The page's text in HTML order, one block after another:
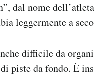
dal nome
leggermente a
difficile da
piste da fondo. È